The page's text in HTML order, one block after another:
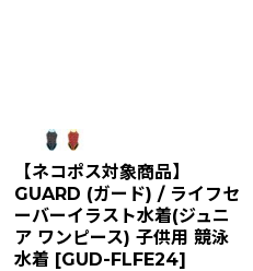
【ネコポス対象商品】
GUARD (ガード) / ライフセ
ーバーイラスト水着(ジュニ
ア ワンピース) 子供用 競泳
水着 [GUD-FLFE24]